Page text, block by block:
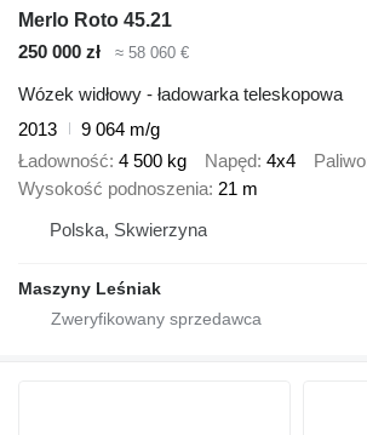
Merlo Roto 45.21
250 000 zł
≈ 58 060 €
Wózek widłowy - ładowarka teleskopowa
2013
9 064 m/g
Ładowność 4 500 kg Napęd 4x4 Paliwo
Wysokość podnoszenia 21 m
Polska, Skwierzyna
Maszyny Leśniak